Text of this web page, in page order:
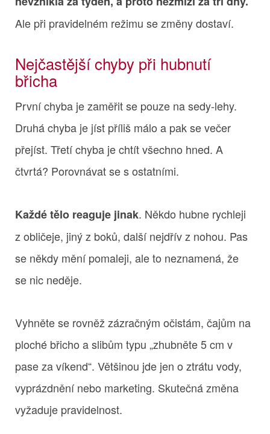
Ale při pravidelném režimu se změny dostaví.
Nejčastější chyby při hubnutí
břicha
První chyba je zaměřit se pouze na sedy-lehy.
Druhá chyba je jíst příliš málo a pak se večer
přejíst. Třetí chyba je chtít všechno hned. A
čtvrtá? Porovnávat se s ostatními.
Každé tělo reaguje jinak. Někdo hubne rychleji
z obličeje, jiný z boků, další nejdřív z nohou. Pas
se někdy mění pomaleji, ale to neznamená, že
se nic neděje.
Vyhněte se rovněž zázračným očistám, čajům na
ploché břicho a slibům typu „zhubněte 5 cm v
pase za víkend“. Většinou jde jen o ztrátu vody,
vyprázdnění nebo marketing. Skutečná změna
vyžaduje pravidelnost.